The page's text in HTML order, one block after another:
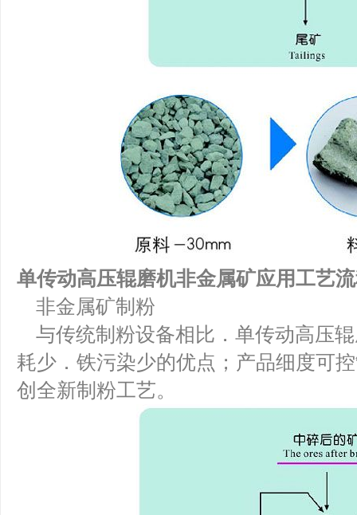
单传动高压辊磨机非金属矿应用工艺
非金属矿制粉
与传统制粉设备相比．单传动高压
耗少．铁污染少的优点；产品细度可
创全新制粉工艺。